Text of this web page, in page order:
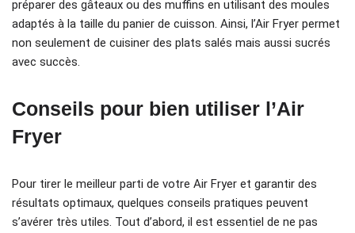
préparer des gâteaux ou des muffins en utilisant des moules
adaptés à la taille du panier de cuisson. Ainsi, l’Air Fryer permet
non seulement de cuisiner des plats salés mais aussi sucrés
avec succès.
Conseils pour bien utiliser l’Air
Fryer
Pour tirer le meilleur parti de votre Air Fryer et garantir des
résultats optimaux, quelques conseils pratiques peuvent
s’avérer très utiles. Tout d’abord, il est essentiel de ne pas